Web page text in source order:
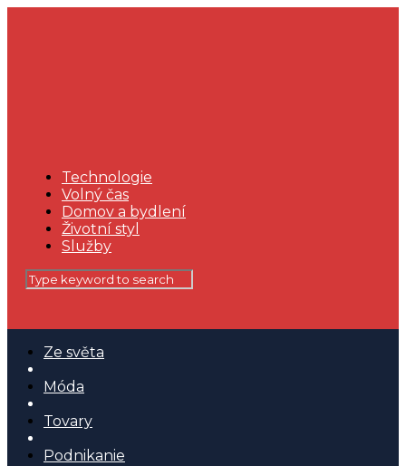
Technologie
Volný čas
Domov a bydlení
Životní styl
Služby
Ze světa
Móda
Tovary
Podnikanie